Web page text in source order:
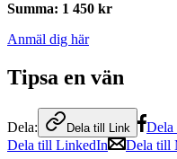
Summa: 1 450 kr
Anmäl dig här
Tipsa en vän
Dela: Dela till Link Dela
Dela till LinkedIn
Dela till